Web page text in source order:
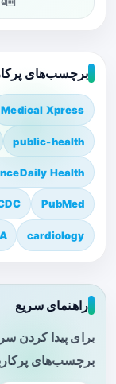
برچسب‌های
Medical Xpress
public-health
Health
PubMed
cardiology
راهنمای سریع
برای پیدا کردن
برچسب‌های